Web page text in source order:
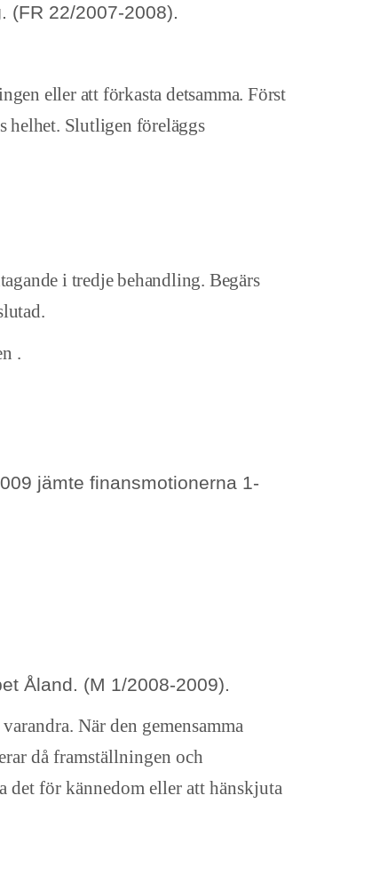
. (FR 22/2007-2008).
eller att förkasta detsamma. Först
helhet. Slutligen föreläggs
i tredje behandling. Begärs
.
jämte finansmotionerna 1-
Åland. (M 1/2008-2009).
När den gemensamma
då framställningen och
det för kännedom eller att hänskjuta